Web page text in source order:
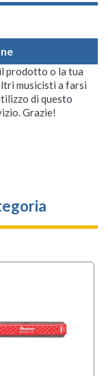
prodotto o la tua
musicisti a farsi
di questo
Grazie!